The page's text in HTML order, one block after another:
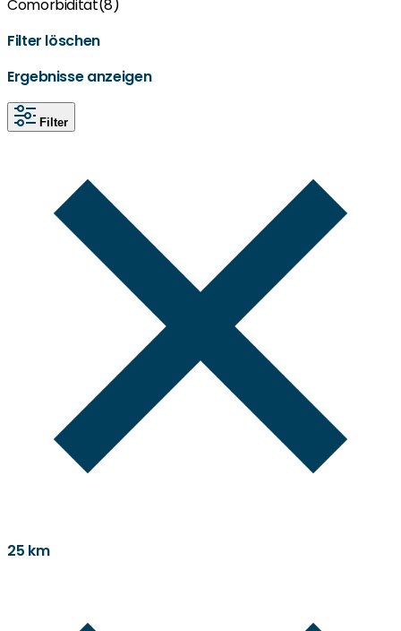
Comorbidität(8)
Filter löschen
Ergebnisse anzeigen
Filter
25 km